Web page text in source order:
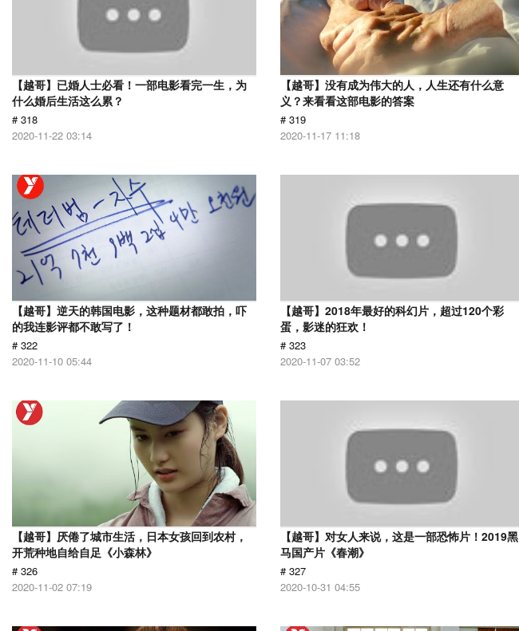
【越哥】已婚人士必看！一部电影看完一生，为
什么婚后生活这么累？
# 318
2020-11-22 03:14
【越哥】没有成为伟大的人，人生还有什么意
义？来看看这部电影的答案
# 319
2020-11-17 11:18
【越哥】逆天的韩国电影，这种题材都敢拍，吓
的我连影评都不敢写了！
# 322
2020-11-10 05:44
【越哥】2018年最好的科幻片，超过120个彩
蛋，影迷的狂欢！
# 323
2020-11-07 03:52
【越哥】厌倦了城市生活，日本女孩回到农村，
开荒种地自给自足《小森林》
# 326
2020-11-02 07:19
【越哥】对女人来说，这是一部恐怖片！2019黑
马国产片《春潮》
# 327
2020-10-31 04:55